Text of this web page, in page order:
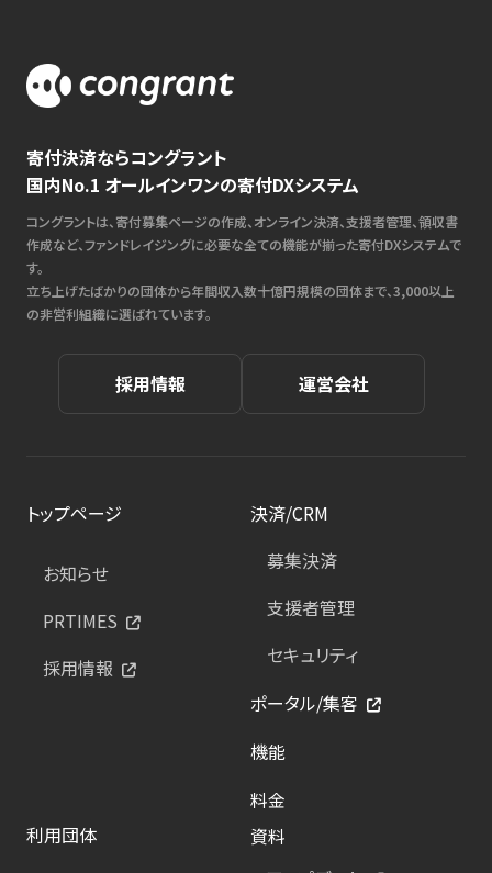
寄付決済ならコングラント
国内No.1 オールインワンの寄付DXシステム
コングラントは、寄付募集ページの作成、オンライン決済、支援者管理、領収書
作成など、ファンドレイジングに必要な全ての機能が揃った寄付DXシステムで
す。
立ち上げたばかりの団体から年間収入数十億円規模の団体まで、3,000以上
の非営利組織に選ばれています。
採用情報 運営会社
トップページ
お知らせ
PRTIMES
採用情報
決済/CRM
募集決済
支援者管理
セキュリティ
ポータル/集客
機能
料金
利用団体
資料